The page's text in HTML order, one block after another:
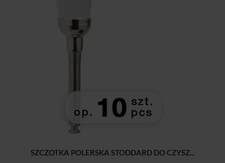
SZCZOTKA POLERSKA STODDARD DO CZYSZ...